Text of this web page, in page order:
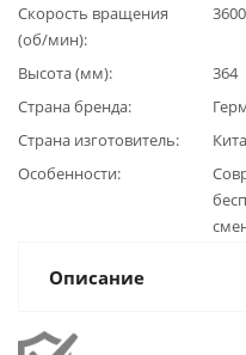
Скорость вращения
(об/мин)
3600
Высота (мм)
364
Страна бренда
Страна изготовитель
Особенности
Описание